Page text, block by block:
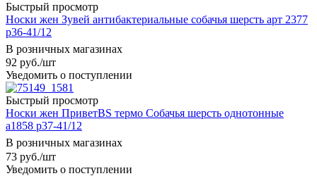
Быстрый просмотр
Носки жен Зувей антибактериальные собачья шерсть арт 2377
р36-41/12
В розничных магазинах
92 руб./шт
Уведомить о поступлении
Быстрый просмотр
Носки жен ПриветBS термо Собачья шерсть однотонные
а1858 р37-41/12
В розничных магазинах
73 руб./шт
Уведомить о поступлении